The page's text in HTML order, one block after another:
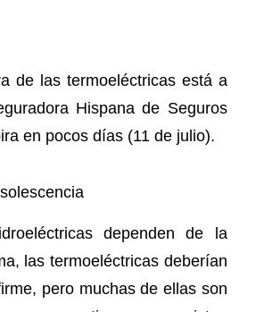
de las termoeléctricas está a
Hispana de Seguros
en pocos días (11 de julio).
dependen de la
las termoeléctricas deberían
pero muchas de ellas son